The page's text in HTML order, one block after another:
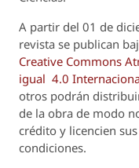
A partir del 01 de
revista se publican
Creative Commons
igual 4.0
otros podrán
de la obra de modo
crédito y licencien
condiciones.